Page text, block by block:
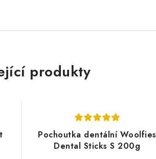
produkty
Pochoutka dentální Woolfies
Dental Sticks S 200g